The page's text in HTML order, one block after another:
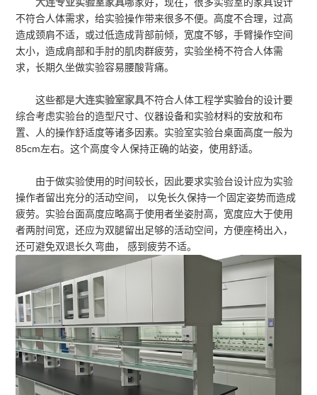
不符合人体需求，给实验操作带来很多不便。高度不合理，过高
造成颈肩不适，或过低造成背部前倾，宽度不够，手臂操作空间
太小，造成肩部和手肘的肌肉群疲劳，实验坐椅不符合人体需
求，长期久坐做实验容易腰酸背痛。
这些都是大连实验室家具不符合人体工程学实验台的设计要
综合考虑实验台的造型尺寸、仪器设备和实验材料的安放和布
置、人的操作舒适度等诸多因素。实验室实验台桌面高度一般为
85cm左右。这个高度令人保持正确的站姿，使用舒适。
由于做实验使用的时间较长，因此要求实验台设计应为实验
操作者留出充分的活动空间， 以免长久保持一个固定姿势而造成
疲劳。实验台面高度应略高于使用者坐姿肘高，宽度应大于使用
者两肘间宽，还应为双腿留出足够的活动空间，方便座椅出入，
还可避免双退长久弯曲， 感到疲劳不适。